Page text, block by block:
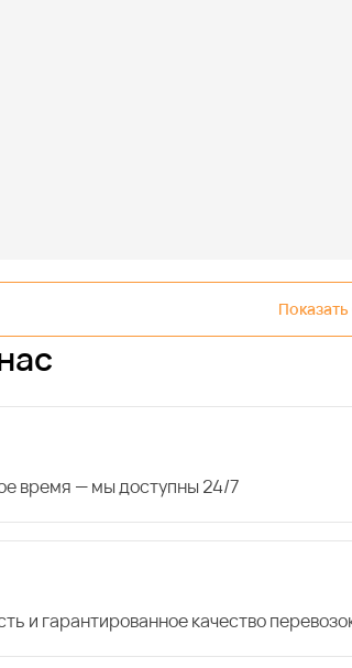
время — мы доступны 24/7
и гарантированное качество